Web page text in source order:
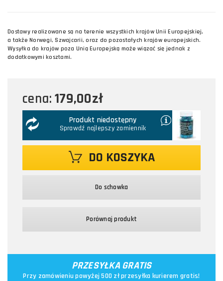
Dostawy realizowane są na terenie wszystkich krajów Unii Europejskiej,
a także Norwegi, Szwajcarii, oraz do pozostałych krajów europejskich.
Wysyłka do krajów poza Unią Europejską może wiązać się jednak z
dodatkowymi kosztami.
cena: 179,00zł
Produkt niedostępny
Sprawdź najlepszy zamiennik
DO KOSZYKA
Do schowka
Porównaj produkt
PRZESYŁKA GRATIS
Przy zamówieniu powyżej 500 zł przesyłka kurierem gratis!